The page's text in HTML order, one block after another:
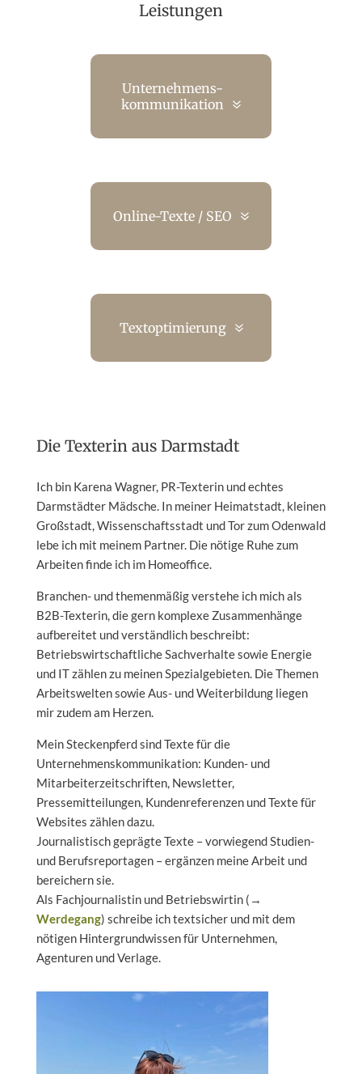
Leistungen
Unternehmens-
kommunikation
Online-Texte / SEO
Textoptimierung
Die Texterin aus Darmstadt
Ich bin Karena Wagner, PR-Texterin und echtes
Darmstädter Mädsche. In meiner Heimatstadt, kleinen
Großstadt, Wissenschaftsstadt und Tor zum Odenwald
lebe ich mit meinem Partner. Die nötige Ruhe zum
Arbeiten finde ich im Homeoffice.
Branchen- und themenmäßig verstehe ich mich als
B2B-Texterin, die gern komplexe Zusammenhänge
aufbereitet und verständlich beschreibt:
Betriebswirtschaftliche Sachverhalte sowie Energie
und IT zählen zu meinen Spezialgebieten. Die Themen
Arbeitswelten sowie Aus- und Weiterbildung liegen
mir zudem am Herzen.
Mein Steckenpferd sind Texte für die
Unternehmenskommunikation: Kunden- und
Mitarbeiterzeitschriften, Newsletter,
Pressemitteilungen, Kundenreferenzen und Texte für
Websites zählen dazu.
Journalistisch geprägte Texte – vorwiegend Studien-
und Berufsreportagen – ergänzen meine Arbeit und
bereichern sie.
Als Fachjournalistin und Betriebswirtin (→
Werdegang) schreibe ich textsicher und mit dem
nötigen Hintergrundwissen für Unternehmen,
Agenturen und Verlage.